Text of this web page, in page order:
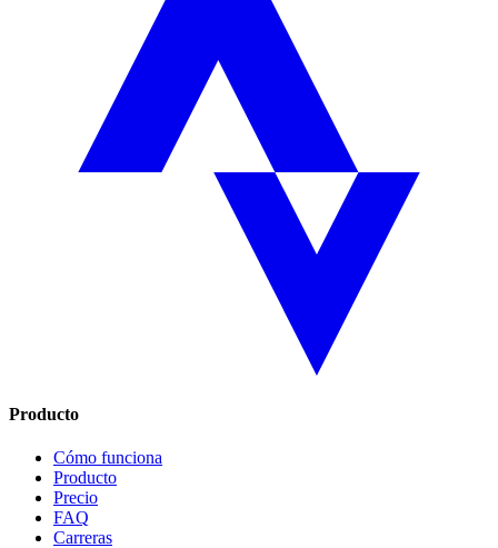
Producto
Cómo funciona
Producto
Precio
FAQ
Carreras